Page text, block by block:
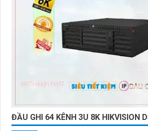
ĐẦU GHI 64 KÊNH 3U 8K HIKVISION